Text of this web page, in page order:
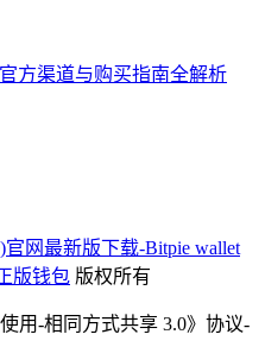
方渠道与购买指南全解析
官网最新版下载-Bitpie wallet
版钱包 版权所有
用-相同方式共享 3.0》协议-